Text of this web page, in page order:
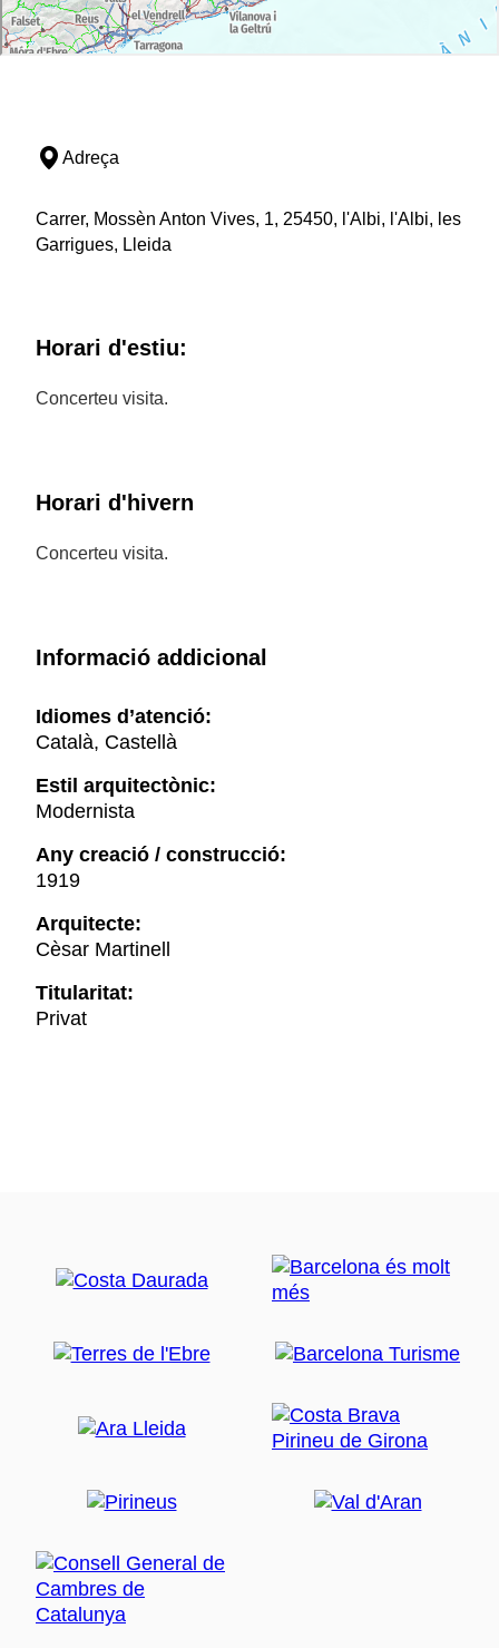
Adreça
Carrer, Mossèn Anton Vives, 1, 25450, l'Albi, l'Albi, les
Garrigues, Lleida
Horari d'estiu:
Concerteu visita.
Horari d'hivern
Concerteu visita.
Informació addicional
Idiomes d’atenció:
Català, Castellà
Estil arquitectònic:
Modernista
Any creació / construcció:
1919
Arquitecte:
Cèsar Martinell
Titularitat:
Privat